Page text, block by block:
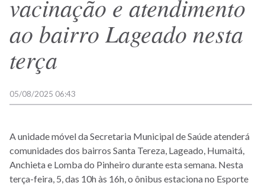
vacinação e atendimento
ao bairro Lageado nesta
terça
05/08/2025 06:43
A unidade móvel da Secretaria Municipal de Saúde atenderá
comunidades dos bairros Santa Tereza, Lageado, Humaitá,
Anchieta e Lomba do Pinheiro durante esta semana. Nesta
terça-feira, 5, das 10h às 16h, o ônibus estaciona no Esporte